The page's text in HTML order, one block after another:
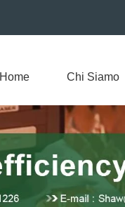
Home Chi Siamo